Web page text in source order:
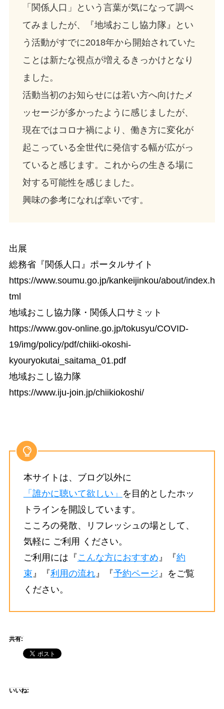
「関係人口」という言葉が気になって調べ
てみましたが、『地域おこし協力隊』とい
う活動がすでに2018年から開始されていた
ことは新たな視点が増えるきっかけとなり
ました。
活動当初のお知らせには若い方へ向けたメ
ッセージが多かったように感じましたが、
現在ではコロナ禍により、働き方に変化が
起こっている全世代に発信する幅が広がっ
ていると感じます。これからの生きる場に
対する可能性を感じました。
興味の参考になれば幸いです。
出展
総務省『関係人口』ポータルサイト
https://www.soumu.go.jp/kankeijinkou/about/index.h
tml
地域おこし協力隊・関係人口サミット
https://www.gov-online.go.jp/tokusyu/COVID-
19/img/policy/pdf/chiiki-okoshi-
kyouryokutai_saitama_01.pdf
地域おこし協力隊
https://www.iju-join.jp/chiikiokoshi/
本サイトは、ブログ以外に
「誰かに聴いて欲しい」 を目的としたホッ
トラインを開設しています。
こころの発散、リフレッシュの場として、
気軽に ご利用 ください。
ご利用には『 こんな方におすすめ』『約
束』『利用の流れ』『予約ページ』をご覧
ください。
共有:
いいね: